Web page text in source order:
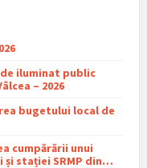
iluminat public
– 2026
bugetului local de
cumpărării unui
stației SRMP din